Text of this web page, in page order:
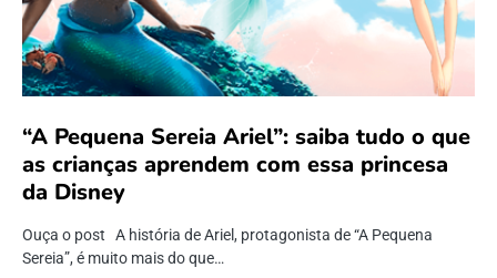
“A Pequena Sereia Ariel”: saiba tudo o que
as crianças aprendem com essa princesa
da Disney
Ouça o post A história de Ariel, protagonista de “A Pequena
Sereia”, é muito mais do que…